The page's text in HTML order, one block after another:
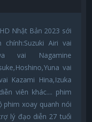
Nhật Bản 2023 sới
Airi vai
vai Nagamine
vai
Kazami Hina,Izuka
viên khác.... phim
phim xoay quanh nói
lý đạo diễn 27 tuổi